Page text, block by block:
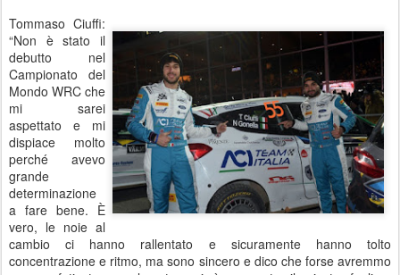
Tommaso Ciuffi:
“Non è stato il
debutto nel
Campionato del
Mondo WRC che
mi sarei
aspettato e mi
dispiace molto
perché avevo
grande
determinazione
a fare bene. È
vero, le noie al
cambio ci hanno rallentato e sicuramente hanno tolto
concentrazione e ritmo, ma sono sincero e dico che forse avremmo